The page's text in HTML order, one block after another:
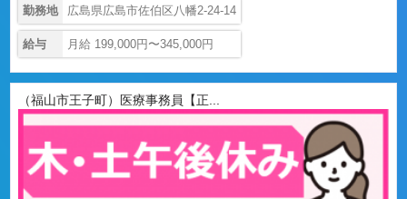
勤務地 広島県広島市佐伯区八幡2-24-14
給与 月給 199,000円〜345,000円
（福山市王子町）医療事務員【正...